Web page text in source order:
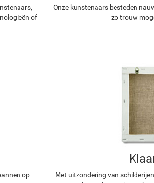
of
Onze kunstenaars besteden
zo trouw
op
Met uitzondering van